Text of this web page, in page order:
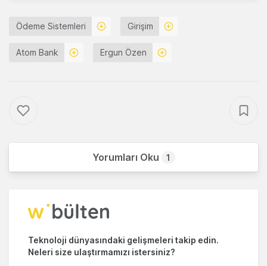
Ödeme Sistemleri Girişim
Atom Bank Ergun Özen
Yorumları Oku 1
Teknoloji dünyasındaki gelişmeleri takip edin.
Neleri size ulaştırmamızı istersiniz?